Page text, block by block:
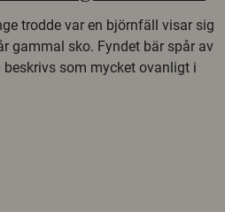
trodde var en björnfäll visar sig
gammal sko. Fyndet bär spår av
som mycket ovanligt i